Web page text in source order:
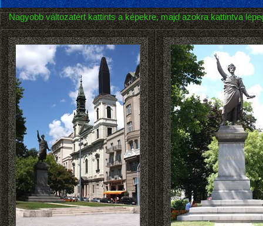
Nagyobb változatért kattints a képekre, majd azokra kattintva